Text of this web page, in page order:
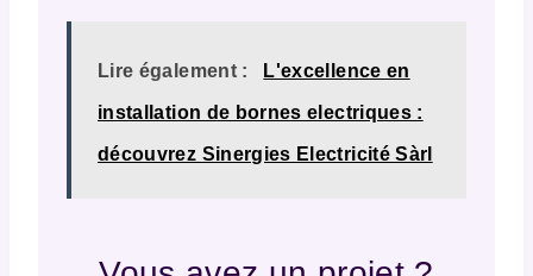
Lire également : L'excellence en
installation de bornes electriques :
découvrez Sinergies Electricité Sàrl